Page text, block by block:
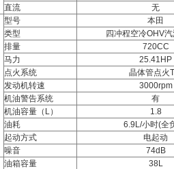
直流
无
型号
本田
类型
四冲程空冷OHV
排量
720CC
马力
25.41HP
点火系统
晶体管点火
发动机转速
3000rpm
机油警告系统
有
机油容量（L）
1.8
油耗
6.9L/小时(全
起动方式
电起动
噪音
74dB
油箱容量
38L